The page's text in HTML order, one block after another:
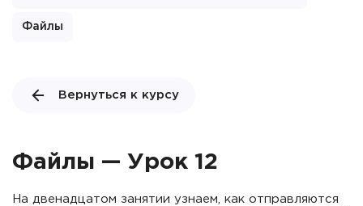
Файлы
Вернуться к курсу
Файлы — Урок 12
На двенадцатом занятии узнаем, как отправляются